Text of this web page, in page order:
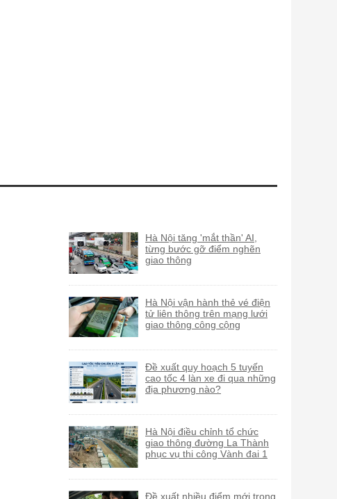
Hà Nội tăng 'mắt thần' AI,
từng bước gỡ điểm nghẽn
giao thông
Hà Nội vận hành thẻ vé điện
tử liên thông trên mạng lưới
giao thông công cộng
Đề xuất quy hoạch 5 tuyến
cao tốc 4 làn xe đi qua những
địa phương nào?
Hà Nội điều chỉnh tổ chức
giao thông đường La Thành
phục vụ thi công Vành đai 1
Đề xuất nhiều điểm mới trong